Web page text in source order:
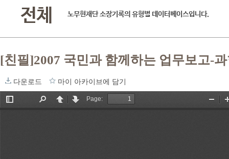
전체 노무현재단 소장기록의 유형별 데이터베이스입니다.
[친필]2007 국민과 함께하는 업무보고-
다운로드 마이 아카이브에 담기